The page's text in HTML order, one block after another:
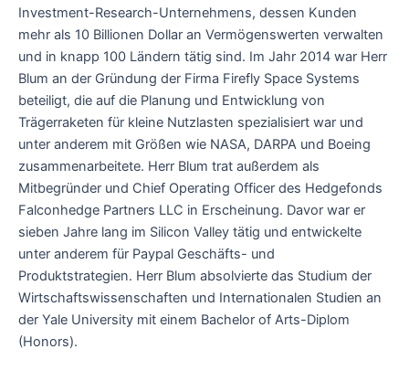
Investment-Research-Unternehmens, dessen Kunden
mehr als 10 Billionen Dollar an Vermögenswerten verwalten
und in knapp 100 Ländern tätig sind. Im Jahr 2014 war Herr
Blum an der Gründung der Firma Firefly Space Systems
beteiligt, die auf die Planung und Entwicklung von
Trägerraketen für kleine Nutzlasten spezialisiert war und
unter anderem mit Größen wie NASA, DARPA und Boeing
zusammenarbeitete. Herr Blum trat außerdem als
Mitbegründer und Chief Operating Officer des Hedgefonds
Falconhedge Partners LLC in Erscheinung. Davor war er
sieben Jahre lang im Silicon Valley tätig und entwickelte
unter anderem für Paypal Geschäfts- und
Produktstrategien. Herr Blum absolvierte das Studium der
Wirtschaftswissenschaften und Internationalen Studien an
der Yale University mit einem Bachelor of Arts-Diplom
(Honors).